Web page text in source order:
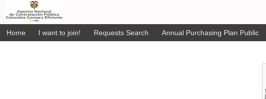
Home I want to join! Requests Search Annual Purchasing Plan Public